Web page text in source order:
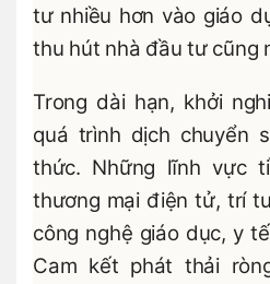
tư nhiều hơn vào giáo
thu hút nhà đầu tư cũng
Trong dài hạn, khởi
quá trình dịch chuyển
thức. Những lĩnh vực
thương mại điện tử, trí
công nghệ giáo dục, y
Cam kết phát thải